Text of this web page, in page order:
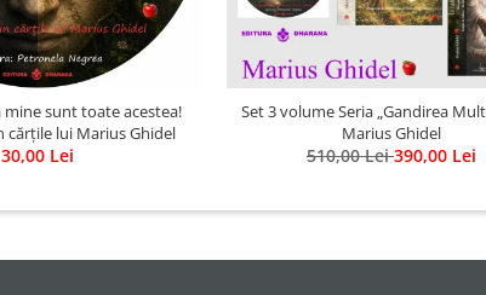
mine sunt toate acestea!
cărțile lui Marius Ghidel
30,00 Lei
Set 3 volume Seria „Gandirea
Marius Ghidel
510,00 Lei390,00 Lei